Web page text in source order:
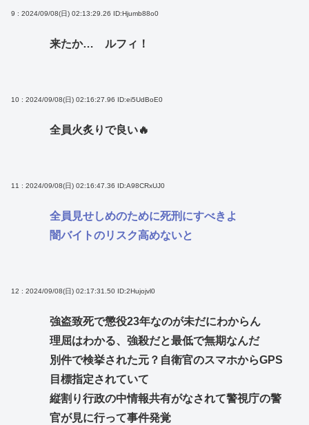
9 : 2024/09/08(日) 02:13:29.26 ID:Hjumb88o0
来たか… ルフィ！
10 : 2024/09/08(日) 02:16:27.96 ID:ei5UdBoE0
全員火炙りで良い🔥
11 : 2024/09/08(日) 02:16:47.36 ID:A98CRxUJ0
全員見せしめのために死刑にすべきよ
闇バイトのリスク高めないと
12 : 2024/09/08(日) 02:17:31.50 ID:2Hujojvl0
強盗致死で懲役23年なのが未だにわからん
理屈はわかる、強殺だと最低で無期なんだ
別件で検挙された元？自衛官のスマホからGPS
目標指定されていて
縦割り行政の中情報共有がなされて警視庁の警
官が見に行って事件発覚